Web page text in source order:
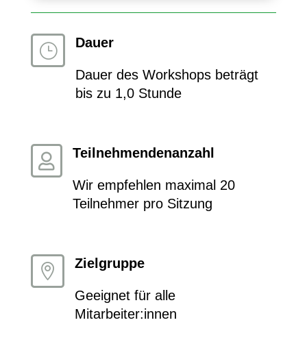
} Dauer
Dauer des Workshops beträgt
bis zu 1,0 Stunde
 Teilnehmendenanzahl
Wir empfehlen maximal 20
Teilnehmer pro Sitzung
 Zielgruppe
Geeignet für alle
Mitarbeiter:innen